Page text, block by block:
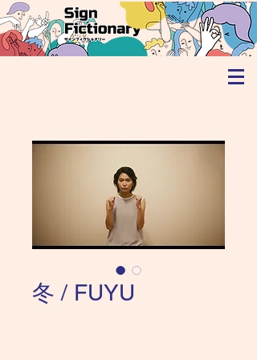
冬 / FUYU